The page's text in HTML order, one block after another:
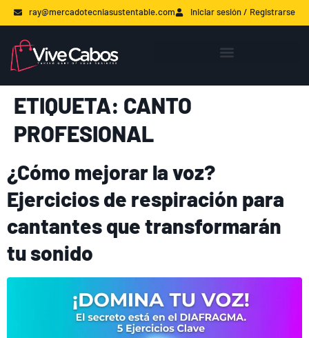
ray@mercadotecniasustentable.com Iniciar sesión / Registrarse
ETIQUETA: CANTO
PROFESIONAL
¿Cómo mejorar la voz?
Ejercicios de respiración para
cantantes que transformarán
tu sonido